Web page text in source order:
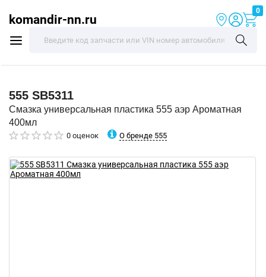
komandir-nn.ru
0
555 SB5311
Смазка универсальная пластика 555 аэр Ароматная
400мл
0 оценок О бренде 555